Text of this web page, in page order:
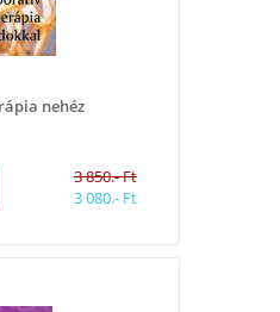
nehéz
3 850.- Ft
3 080.- Ft